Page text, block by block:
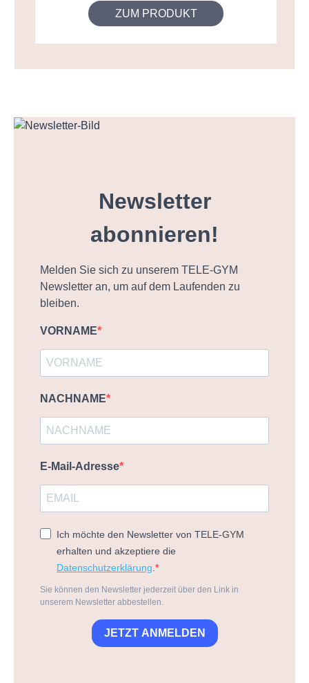
ZUM PRODUKT
Newsletter
abonnieren!
Melden Sie sich zu unserem TELE-GYM
Newsletter an, um auf dem Laufenden zu
bleiben.
VORNAME
NACHNAME
E-Mail-Adresse
Ich möchte den Newsletter von TELE-GYM
erhalten und akzeptiere die
Datenschutzerklärung
Sie können den Newsletter jederzeit über den Link in
unserem Newsletter abbestellen.
JETZT ANMELDEN